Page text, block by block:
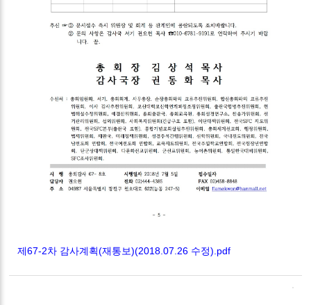
제67-2차 감사계획(재통보)(2018.07.26 수정).pdf